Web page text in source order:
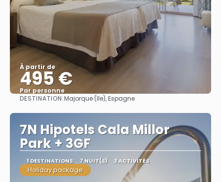
À partir de
495 €
Par personne
Afficher
DESTINATION:Majorque (île), Espagne
7N Hipotels Cala Millor
Park + 3GF
1 DESTINATIONS 7 NUIT(S) 3 ACTIVITÉS
Holiday package